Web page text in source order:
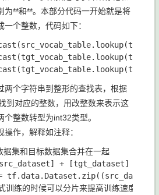
为**和**。本部分代码一开始就是将
个整数，代码如下：
(src_vocab_table. lookup(tf
(tgt_vocab_table. lookup(tf
(tgt_vocab_table. lookup(tf
两个字符串到整形的查找表，根据
到对应的整数，用改整数来表示这
整数转型为int32类型。
作，解释如注释：
tf. data. Dataset . zip((src_dataset